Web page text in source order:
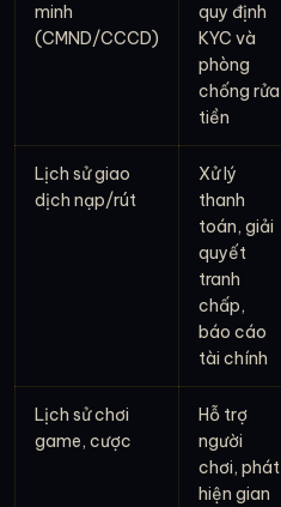
minh
(CMND/CCCD)
quy định
KYC và
phòng
chống rửa
tiền
Lịch sử giao
dịch nạp/rút
Xử lý
thanh
toán, giải
quyết
tranh
chấp,
báo cáo
tài chính
Lịch sử chơi
game, cược
Hỗ trợ
người
chơi, phát
hiện gian